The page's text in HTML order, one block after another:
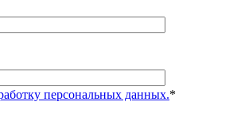
персональных данных.*